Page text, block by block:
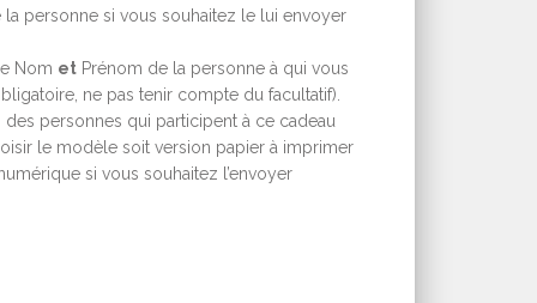
personne si vous souhaitez le lui envoyer
Nom et Prénom de la personne à qui vous
ne pas tenir compte du facultatif).
personnes qui participent à ce cadeau
le modèle soit version papier à imprimer
si vous souhaitez l’envoyer